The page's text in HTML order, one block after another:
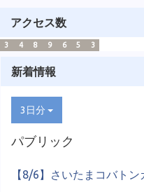
アクセス数
3 4 8 9 6 5 3
新着情報
3日分
パブリック
【8/6】さいたまコバトン